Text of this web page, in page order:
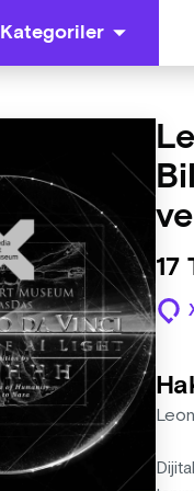
Kategoriler
17